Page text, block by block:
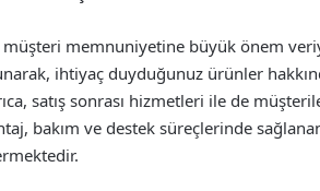
memnuniyetine büyük önem
ihtiyaç duyduğunuz ürünler
satış sonrası hizmetleri ile de
bakım ve destek süreçlerinde